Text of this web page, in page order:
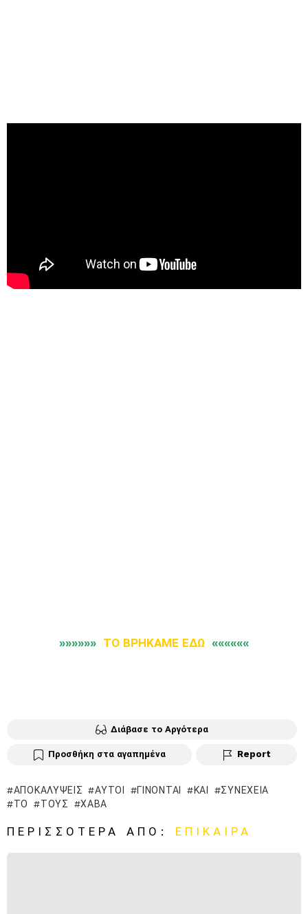
»»»»»» ΤΟ ΒΡΗΚΑΜΕ ΕΔΩ ««««««
Διάβασε το Αργότερα
Προσθήκη στα αγαπημένα Report
ΑΠΟΚΑΛΎΨΕΙΣ ΑΥΤΟΊ ΓΊΝΟΝΤΑΙ ΚΑΙ
ΣΥΝΈΧΕΙΑ
ΤΟ
ΤΟΥΣ ΧΑΒΑ
ΠΕΡΙΣΣΌΤΕΡΑ ΑΠΌ: ΕΠΊΚΑΙΡΑ